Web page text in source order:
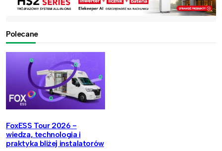
Polecane
FoxESS Tour 2026 -
wiedza, technologia i
praktyka bliżej instalatorów